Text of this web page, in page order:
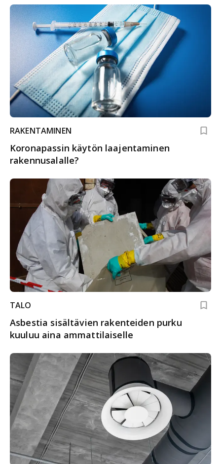
RAKENTAMINEN
Koronapassin käytön laajentaminen
rakennusalalle?
TALO
Asbestia sisältävien rakenteiden purku
kuuluu aina ammattilaiselle